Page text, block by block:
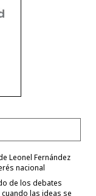
Leonel Fernández
nacional
de los debates
las ideas se